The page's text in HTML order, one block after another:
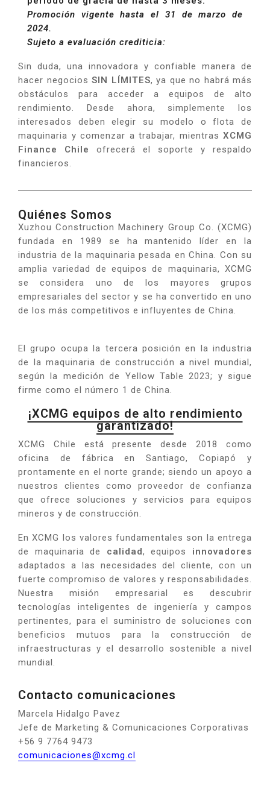
Promoción vigente hasta el 31 de marzo de
2024.
Sujeto a evaluación crediticia:
Sin duda, una innovadora y confiable manera de
hacer negocios SIN LÍMITES, ya que no habrá más
obstáculos para acceder a equipos de alto
rendimiento. Desde ahora, simplemente los
interesados deben elegir su modelo o flota de
maquinaria y comenzar a trabajar, mientras XCMG
Finance Chile
ofrecerá el soporte y respaldo
financieros.
Quiénes Somos
Xuzhou Construction Machinery Group Co. (XCMG)
fundada en 1989 se ha mantenido líder en la
industria de la maquinaria pesada en China. Con su
amplia variedad de equipos de maquinaria, XCMG
se considera uno de los mayores grupos
empresariales del sector y se ha convertido en uno
de los más competitivos e influyentes de China.
El grupo ocupa la tercera posición en la industria
de la maquinaria de construcción a nivel mundial,
según la medición de Yellow Table 2023; y sigue
firme como el número 1 de China.
¡XCMG equipos de alto rendimiento
garantizado!
XCMG Chile está presente desde 2018 como
oficina de fábrica en Santiago, Copiapó y
prontamente en el norte grande; siendo un apoyo a
nuestros clientes como proveedor de confianza
que ofrece soluciones y servicios para equipos
mineros y de construcción.
En XCMG los valores fundamentales son la entrega
de maquinaria de calidad, equipos innovadores
adaptados a las necesidades del cliente, con un
fuerte compromiso de valores y responsabilidades.
Nuestra misión empresarial es descubrir
tecnologías inteligentes de ingeniería y campos
pertinentes, para el suministro de soluciones con
beneficios mutuos para la construcción de
infraestructuras y el desarrollo sostenible a nivel
mundial.
Contacto comunicaciones
Marcela Hidalgo Pavez
Jefe de Marketing & Comunicaciones Corporativas
+56 9 7764 9473
comunicaciones@xcmg.cl